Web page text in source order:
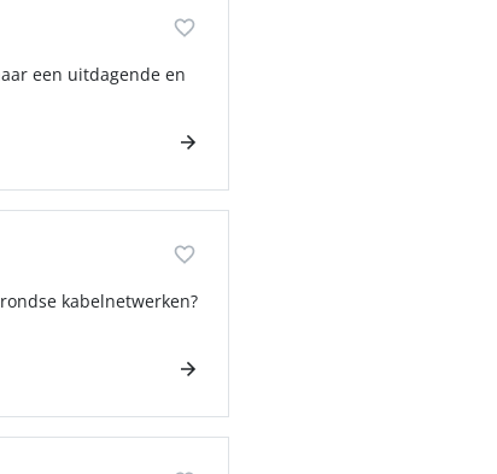
een uitdagende en
kabelnetwerken?